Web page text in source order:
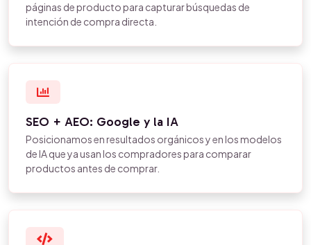
páginas de producto para capturar búsquedas de
intención de compra directa.
SEO + AEO: Google y la IA
Posicionamos en resultados orgánicos y en los modelos
de IA que ya usan los compradores para comparar
productos antes de comprar.